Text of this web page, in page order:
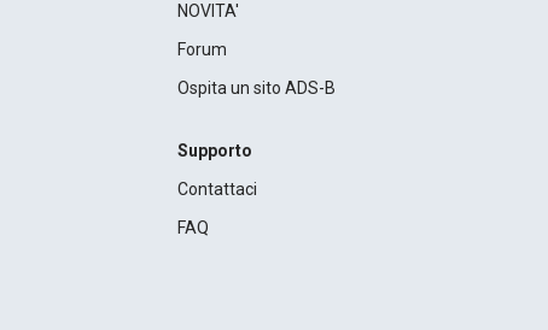
NOVITA'
Forum
Ospita un sito ADS-B
Supporto
Contattaci
FAQ